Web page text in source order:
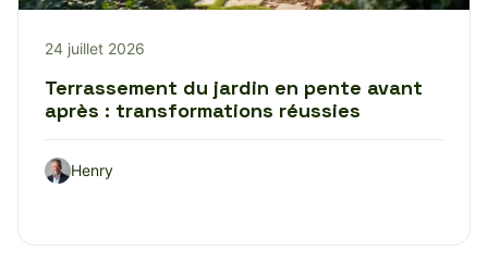
24 juillet 2026
Terrassement du jardin en pente avant
après : transformations réussies
Henry